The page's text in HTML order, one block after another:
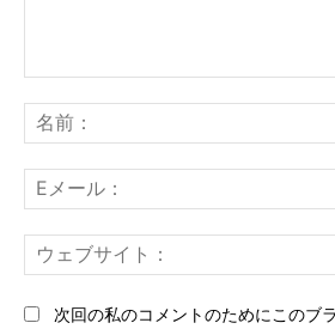
ン
ト：
次回の私のコメントのためにこのブ